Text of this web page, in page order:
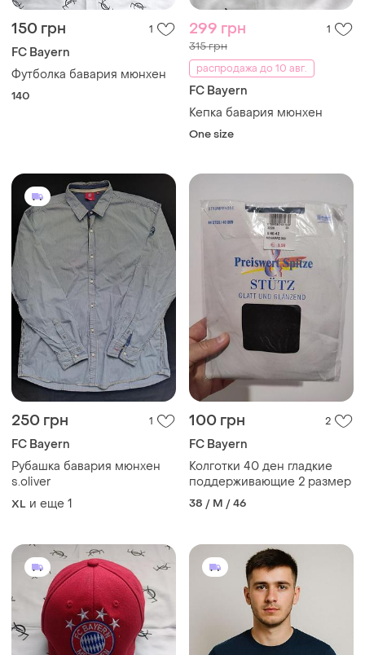
150 грн 1
FC Bayern
Футболка бавария мюнхен
140
299 грн 1
315 грн
распродажа до 10 авг.
FC Bayern
Кепка бавария мюнхен
One size
250 грн 1
FC Bayern
Рубашка бавария мюнхен
s.oliver
XL и еще 1
100 грн 2
FC Bayern
Колготки 40 ден гладкие
поддерживающие 2 размер
38 / M / 46